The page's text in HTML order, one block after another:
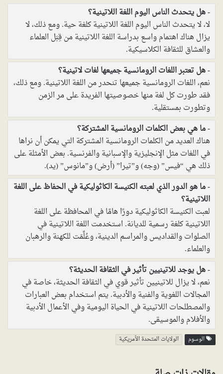
هل يتحدث الناس اليوم اللغة اللاتينية؟
لا، لا يتحدث الناس اليوم اللغة اللاتينية كلغة حية. ومع ذلك، لا
يزال هناك اهتمام واسع بدراسة اللغة اللاتينية من قِبَل العلماء
والعشاق للثقافة الكلاسيكية.
هل تعتبر اللغات الرومانسية جميعها لغات لاتينية؟
نعم، اللغات الرومانسية جميعها تنحدر من اللغة اللاتينية. ومع ذلك،
فقد طورت كل لغة منها خصوصيتها الفريدة على مر الزمن
وتطورت بمستقلية.
ما هي بعض الكلمات الرومانسية المشتركة؟
هناك العديد من الكلمات الرومانسية المشتركة التي يمكن أن نراها
في اللغات مثل الإنجليزية والإسبانية والفرنسية. بعض الأمثلة على
ذلك هي “فيس” (وجه) و”تيرا” (أرض) و”مانوس” (يد).
ما هو الدور الذي لعبته الكنيسة الكاثوليكية في الحفاظ على اللغة
اللاتينية؟
لعبت الكنيسة الكاثوليكية دورًا هامًا في المحافظة على اللغة
اللاتينية كلغة رسمية للديانة. استخدمت اللغة اللاتينية في
الصلوات والقداديس والمراسم الدينية، وعُلِّمَت للكهنة والرهبان
والعلماء.
هل يوجد للاتينيين تأثير في الثقافة الحديثة؟
نعم، لا يزال للاتينيين تأثير قوي في الثقافة الحديثة، خاصة في
المجالات اللغوية والفنية والأدبية. يتم استخدام بعض العبارات
والمصطلحات اللاتينية في الحياة اليومية وفي الأعمال الأدبية
والأفلام والموسيقى.
الوسوم الولايات المتحدة الأمريكية